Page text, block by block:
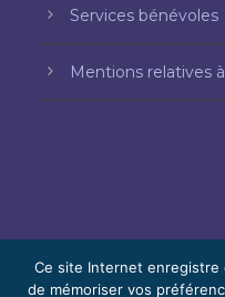
Services bénévoles
Mentions relatives
Ce site Internet enregistre
de mémoriser vos